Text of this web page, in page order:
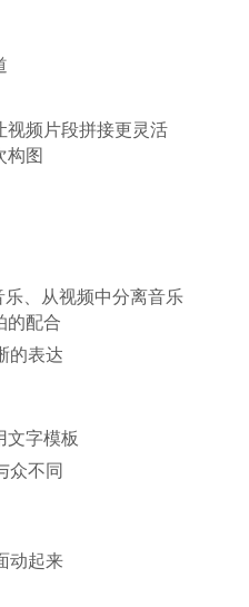
视频片段拼接更灵活
构图
、从视频中分离音乐
的配合
的表达
文字模板
众不同
动起来